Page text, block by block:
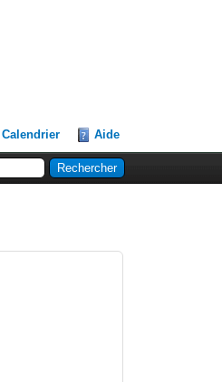
Calendrier Aide